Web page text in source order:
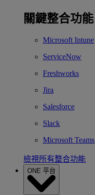
關鍵整合功能
Microsoft Intune
ServiceNow
Freshworks
Jira
Salesforce
Slack
Microsoft Teams
檢視所有整合功能
ONE 平台